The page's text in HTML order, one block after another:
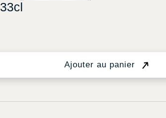
Ajouter au panier